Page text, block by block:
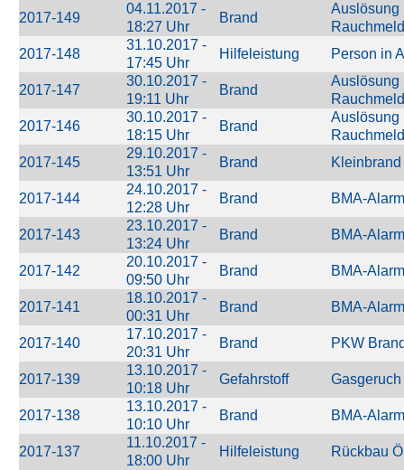
2017-149
04.11.2017 -
18:27 Uhr
Brand
Auslösung
2017-148
31.10.2017 -
17:45 Uhr
Hilfeleistung Person in
2017-147
30.10.2017 -
19:11 Uhr
Brand
Auslösung
2017-146
30.10.2017 -
18:15 Uhr
Brand
Auslösung
2017-145
29.10.2017 -
13:51 Uhr
Brand
2017-144
24.10.2017 -
12:28 Uhr
Brand BMA-
2017-143
23.10.2017 -
13:24 Uhr
Brand BMA-
2017-142
20.10.2017 -
09:50 Uhr
Brand BMA-
2017-141
18.10.2017 -
00:31 Uhr
Brand BMA-
2017-140
17.10.2017 -
20:31 Uhr
Brand PKW
2017-139
13.10.2017 -
10:18 Uhr
Gefahrstoff Gasgeruch
2017-138
13.10.2017 -
10:10 Uhr
Brand BMA-
2017-137
11.10.2017 -
18:00 Uhr
Hilfeleistung Rückbau